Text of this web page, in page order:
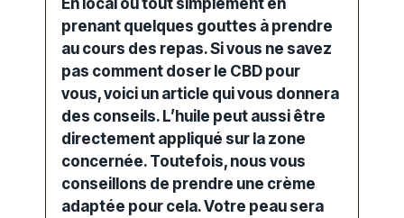
En local ou tout simplement en
prenant quelques gouttes à prendre
au cours des repas. Si vous ne savez
pas comment doser le CBD pour
vous, voici un article qui vous donnera
des conseils. L’huile peut aussi être
directement appliqué sur la zone
concernée. Toutefois, nous vous
conseillons de prendre une crème
adaptée pour cela. Votre peau sera